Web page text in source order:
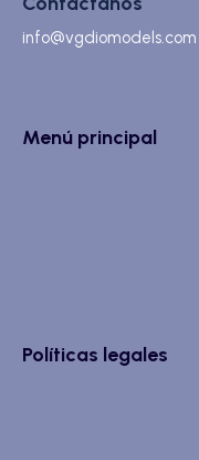
info@vgdiomodels.com
Menú principal
Políticas legales